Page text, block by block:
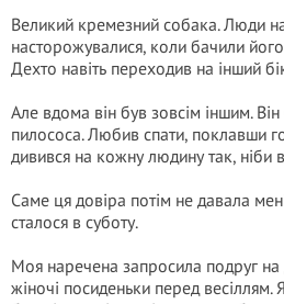
Великий кремезний собака. Люди
насторожувалися, коли бачили
Дехто навіть переходив на інший
Але вдома він був зовсім іншим.
пилососа. Любив спати, поклавши
дивився на кожну людину так, ніби
Саме ця довіра потім не давала
сталося в суботу.
Моя наречена запросила подруг на
жіночі посиденьки перед весіллям.